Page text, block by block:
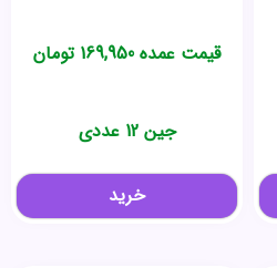
قیمت عمده169,950 تومان
جین 12 عددی
خرید